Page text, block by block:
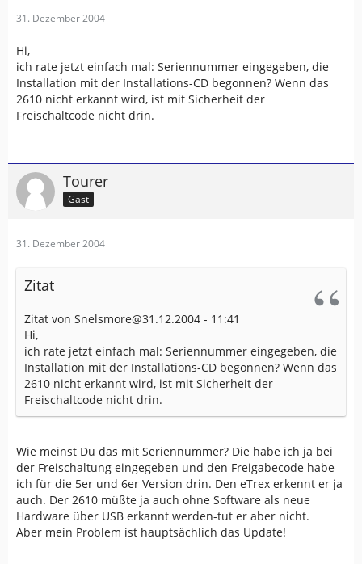
31. Dezember 2004
Hi,
ich rate jetzt einfach mal: Seriennummer eingegeben, die
Installation mit der Installations-CD begonnen? Wenn das
2610 nicht erkannt wird, ist mit Sicherheit der
Freischaltcode nicht drin.
Tourer
Gast
31. Dezember 2004
Zitat
Zitat von Snelsmore@31.12.2004 - 11:41
Hi,
ich rate jetzt einfach mal: Seriennummer eingegeben, die
Installation mit der Installations-CD begonnen? Wenn das
2610 nicht erkannt wird, ist mit Sicherheit der
Freischaltcode nicht drin.
Wie meinst Du das mit Seriennummer? Die habe ich ja bei
der Freischaltung eingegeben und den Freigabecode habe
ich für die 5er und 6er Version drin. Den eTrex erkennt er ja
auch. Der 2610 müßte ja auch ohne Software als neue
Hardware über USB erkannt werden-tut er aber nicht.
Aber mein Problem ist hauptsächlich das Update!